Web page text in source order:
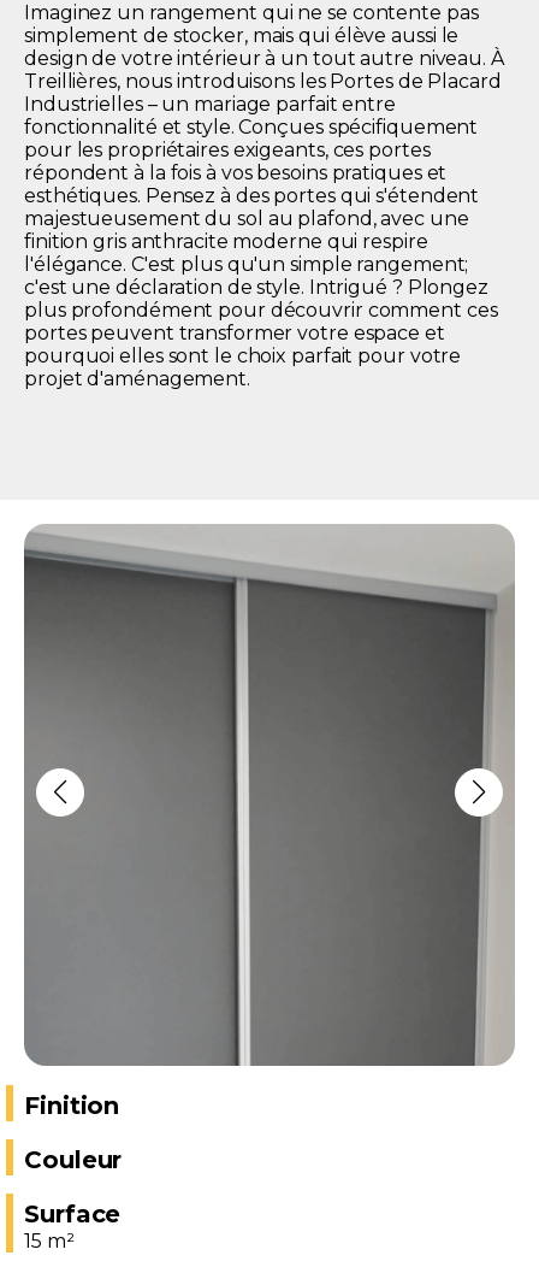
Imaginez un rangement qui ne se contente pas
simplement de stocker, mais qui élève aussi le
design de votre intérieur à un tout autre niveau. À
Treillières, nous introduisons les Portes de Placard
Industrielles – un mariage parfait entre
fonctionnalité et style. Conçues spécifiquement
pour les propriétaires exigeants, ces portes
répondent à la fois à vos besoins pratiques et
esthétiques. Pensez à des portes qui s'étendent
majestueusement du sol au plafond, avec une
finition gris anthracite moderne qui respire
l'élégance. C'est plus qu'un simple rangement;
c'est une déclaration de style. Intrigué ? Plongez
plus profondément pour découvrir comment ces
portes peuvent transformer votre espace et
pourquoi elles sont le choix parfait pour votre
projet d'aménagement.
Finition
Couleur
Surface
15 m²